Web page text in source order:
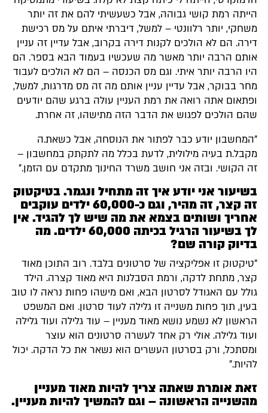
הייתה רמת קושי גבוהה, אבל כשעשיתי להם את זה יותר
משחקי, יותר רלוונטי – למשל, דיברתי איתם על מס רכישת
דירה. הם לא הולכים לקנות דירה בקרוב, אבל עדיין זה עניין
אותם הרבה יותר מאשר מה שעכשיו בעמוד הבא בספר. הם
היו הרבה יותר איתי. וגם מס הכנסה – הם לא הולכים לעבוד
מחר בבוקר, אבל עדיין עניין אותם מה זה מס מדרגות, למשל,
ופתאום אתה רואה את רמת העניין עולה ברגע שהם יודעים
שהם הולכים לפגוש את הדבר הזה מתישהו, זה אחרת.
"המחשבון יודע כבר לפתור את הנוסחה, אבל כשאת.ה
מקבל.ת בעיה מילולית, לדעת בכלל מה לתקתק במחשבון –
זה הקושי. ובזה אני חושב משרד החינוך מתקדם עם הזמן."
בשיעור אני יודע איך זה מתחיל ונגמר. בטיקטוק
זה קצר, זה מהיר, וגם כ-60,000 ילדים עוקבים
אחריך ושותים בצמא את מה שיש לך להגיד. אין
לך בשיעור הרגיל בכיתה 60,000 ילדים. מה
בדיוק קורה שם?
"טיקטוק זו אפליקציה של סרטונים בלבד. רוב התוכן מאוד
קצר, מתחת לדקה, ורמת הסבלנות היא מאוד קצרה. הילד
גולל עם האגודל לסרטון הבא, ואם מישהו פחות נראה לו טוב
בעין, תוך פחות משנייה זו גלילה לעוד סרטון. ואם המשפט
הראשון לא נשמע נושא מאוד מעניין – עוד גלילה ועוד גלילה
ועוד גלילה. אולי רק אחד לעשרה סרטונים הוא עוצר
ומסתכל, ורק בסרטון העשרים הוא נשאר את כל הדקה. יכול
להיות."
זאת אומרת שאתה צריך להיות מאוד מעניין
מהשנייה הראשונה – וגם להמשיך להיות מעניין.